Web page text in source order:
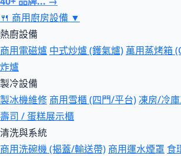
🍴 商用廚房設備 ▼
熱廚設備
商用電磁爐 中式炒爐 (鑊氣爐) 萬用蒸烤箱
炸爐
製冷設備
製冰機維修 商用雪櫃 (四門/平台)凍房/冷
壽司 / 蛋糕展示櫃
清洗與系統
商用洗碗機 (揭蓋/輸送帶) 商用運水煙罩 食